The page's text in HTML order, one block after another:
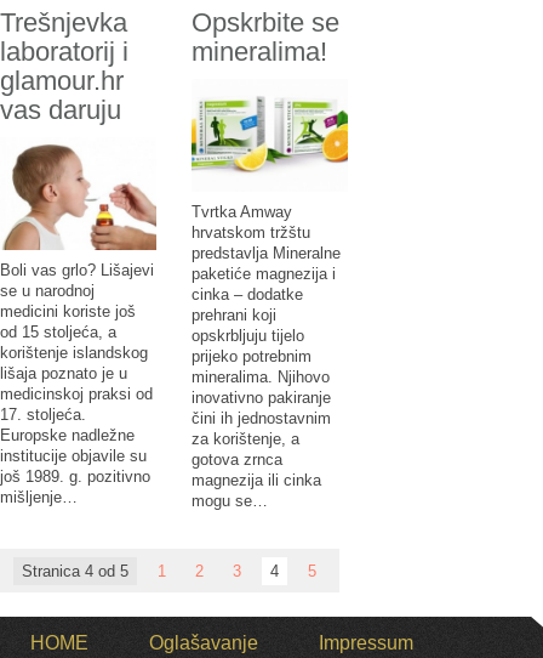
Trešnjevka
laboratorij i
glamour.hr
vas daruju
Boli vas grlo? Lišajevi
se u narodnoj
medicini koriste još
od 15 stoljeća, a
korištenje islandskog
lišaja poznato je u
medicinskoj praksi od
17. stoljeća.
Europske nadležne
institucije objavile su
još 1989. g. pozitivno
mišljenje…
Opskrbite se
mineralima!
Tvrtka Amway
hrvatskom tržštu
predstavlja Mineralne
paketiće magnezija i
cinka – dodatke
prehrani koji
opskrbljuju tijelo
prijeko potrebnim
mineralima. Njihovo
inovativno pakiranje
čini ih jednostavnim
za korištenje, a
gotova zrnca
magnezija ili cinka
mogu se…
Stranica 4 od 5 1 2 3 4 5
HOME Oglašavanje Impressum